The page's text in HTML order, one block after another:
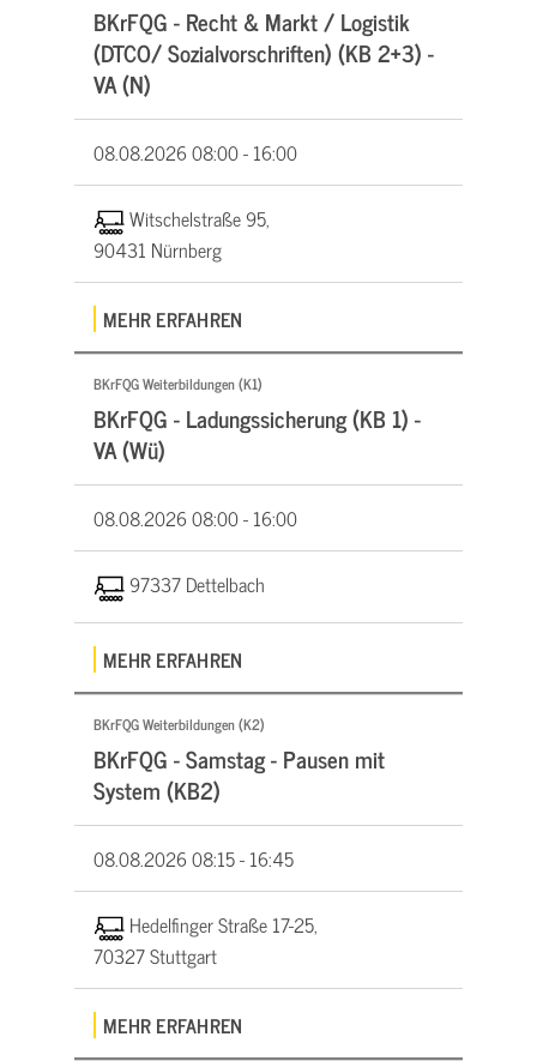
BKrFQG - Recht & Markt / Logistik
(DTCO/ Sozialvorschriften) (KB 2+3) -
VA (N)
08.08.202608:00 - 16:00
Witschelstraße 95,
90431 Nürnberg
MEHR ERFAHREN
BKrFQG Weiterbildungen (K1)
BKrFQG - Ladungssicherung (KB 1) -
VA (Wü)
08.08.202608:00 - 16:00
97337 Dettelbach
MEHR ERFAHREN
BKrFQG Weiterbildungen (K2)
BKrFQG - Samstag - Pausen mit
System (KB2)
08.08.202608:15 - 16:45
Hedelfinger Straße 17-25,
70327 Stuttgart
MEHR ERFAHREN